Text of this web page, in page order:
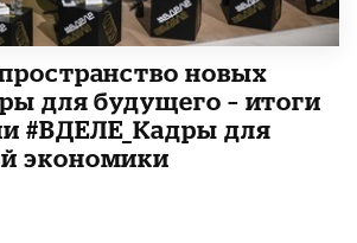
новых
для будущего – итоги
#ВДЕЛЕ_Кадры для
экономики